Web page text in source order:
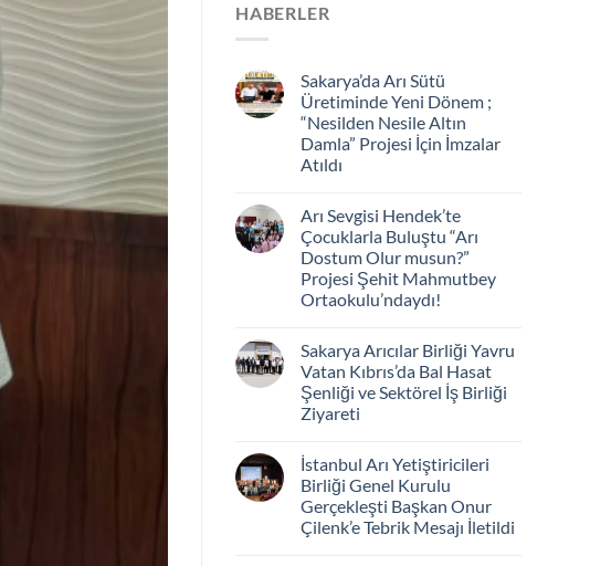
HABERLER
Sakarya’da Arı Sütü
Üretiminde Yeni Dönem ;
“Nesilden Nesile Altın
Damla” Projesi İçin İmzalar
Atıldı
Arı Sevgisi Hendek’te
Çocuklarla Buluştu “Arı
Dostum Olur musun?”
Projesi Şehit Mahmutbey
Ortaokulu’ndaydı!
Sakarya Arıcılar Birliği Yavru
Vatan Kıbrıs’da Bal Hasat
Şenliği ve Sektörel İş Birliği
Ziyareti
İstanbul Arı Yetiştiricileri
Birliği Genel Kurulu
Gerçekleşti Başkan Onur
Çilenk’e Tebrik Mesajı İletildi